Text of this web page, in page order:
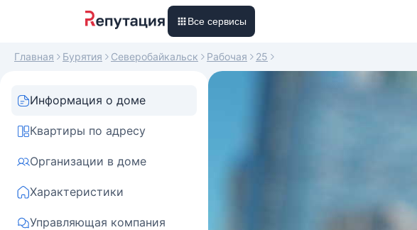
Все сервисы
Главная Бурятия Северобайкальск Рабочая 25
Информация о доме
Квартиры по адресу
Организации в доме
Характеристики
Управляющая компания